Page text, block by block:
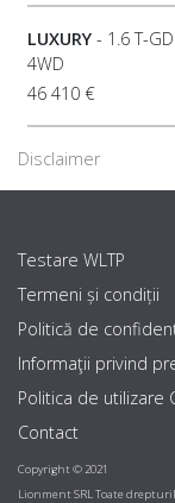
LUXURY - 1.6 T-
4WD
46 410 €
Disclaimer
Testare WLTP
Termeni și condiții
Politică de
Informaţii privind
Politica de utilizare
Contact
Copyright © 2021
Lionment SRL Toate